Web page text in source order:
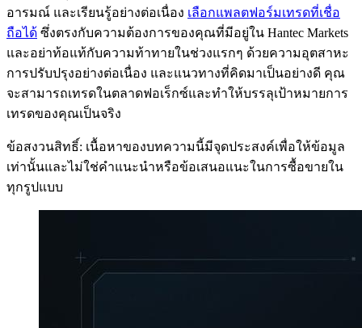
อารมณ์ และเรียนรู้อย่างต่อเนื่อง เลือกแพลตฟอร์มเทรดที่เชื่อ
ถือได้ ซึ่งตรงกับความต้องการของคุณที่มีอยู่ใน Hantec Markets
และอย่าท้อแท้กับความท้าทายในช่วงแรกๆ ด้วยความอุตสาหะ
การปรับปรุงอย่างต่อเนื่อง และแนวทางที่คิดมาเป็นอย่างดี คุณ
จะสามารถเทรดในตลาดฟอเร็กซ์และทำให้บรรลุเป้าหมายการ
เทรดของคุณเป็นจริง
ข้อสงวนสิทธิ์: เนื้อหาของบทความนี้มีจุดประสงค์เพื่อให้ข้อมูล
เท่านั้นและไม่ใช่คำแนะนำหรือข้อเสนอแนะในการซื้อขายใน
ทุกรูปแบบ